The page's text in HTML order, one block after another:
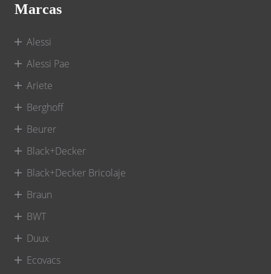
Marcas
Alessi
Alessi Pae
Ariete
Berghoff
Beurer
Black+Decker
Black+Decker Bricolaje
Braun
BWT
Duux
Ecovacs